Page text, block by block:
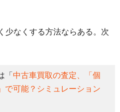
少なくする方法ならある。次
「 中古車買取の査定、「個
で可能？シミュレーション